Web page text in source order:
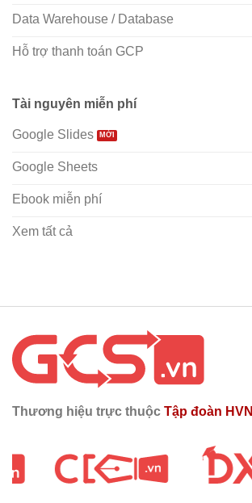
Data Warehouse / Database
Hỗ trợ thanh toán GCP
Tài nguyên miễn phí
Google Slides
Google Sheets
Ebook miễn phí
Xem tất cả
Thương hiệu trực thuộc Tập đoàn HVN